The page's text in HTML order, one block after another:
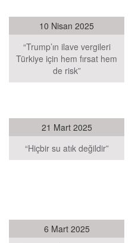
10 Nisan 2025
“Trump’ın ilave vergileri
Türkiye için hem fırsat hem
de risk”
21 Mart 2025
“Hiçbir su atık değildir”
6 Mart 2025